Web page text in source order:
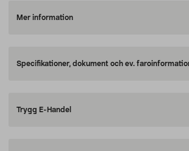
Mer information
Specifikationer, dokument och ev.
Trygg E-Handel